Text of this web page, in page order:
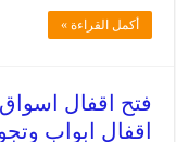
أكمل القراءة »
اقفال ابواب